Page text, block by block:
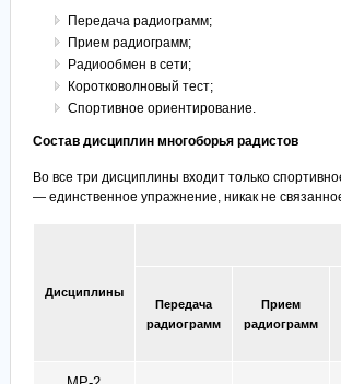
Передача радиограмм;
Прием радиограмм;
Радиообмен в сети;
Коротковолновый тест;
Спортивное ориентирование.
Состав дисциплин многоборья радистов
Во все три дисциплины входит только
— единственное упражнение, никак не
Дисциплины
Передача
радиограмм
Прием
радиограмм